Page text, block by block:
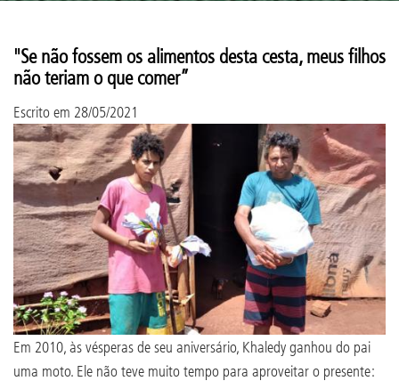
"Se não fossem os alimentos desta cesta, meus filhos
não teriam o que comer”
Escrito em 28/05/2021
Em 2010, às vésperas de seu aniversário, Khaledy ganhou do pai
uma moto. Ele não teve muito tempo para aproveitar o presente: